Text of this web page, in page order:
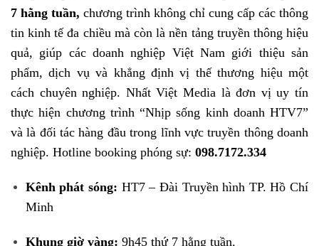
7 hằng tuần, chương trình không chỉ cung cấp các thông
tin kinh tế đa chiều mà còn là nền tảng truyền thông hiệu
quả, giúp các doanh nghiệp Việt Nam giới thiệu sản
phẩm, dịch vụ và khẳng định vị thế thương hiệu một
cách chuyên nghiệp. Nhất Việt Media là đơn vị uy tín
thực hiện chương trình “Nhịp sống kinh doanh HTV7”
và là đối tác hàng đầu trong lĩnh vực truyền thông doanh
nghiệp. Hotline booking phóng sự: 098.7172.334
Kênh phát sóng: HT7 – Đài Truyền hình TP. Hồ Chí
Minh
Khung giờ vàng: 9h45 thứ 7 hằng tuần.